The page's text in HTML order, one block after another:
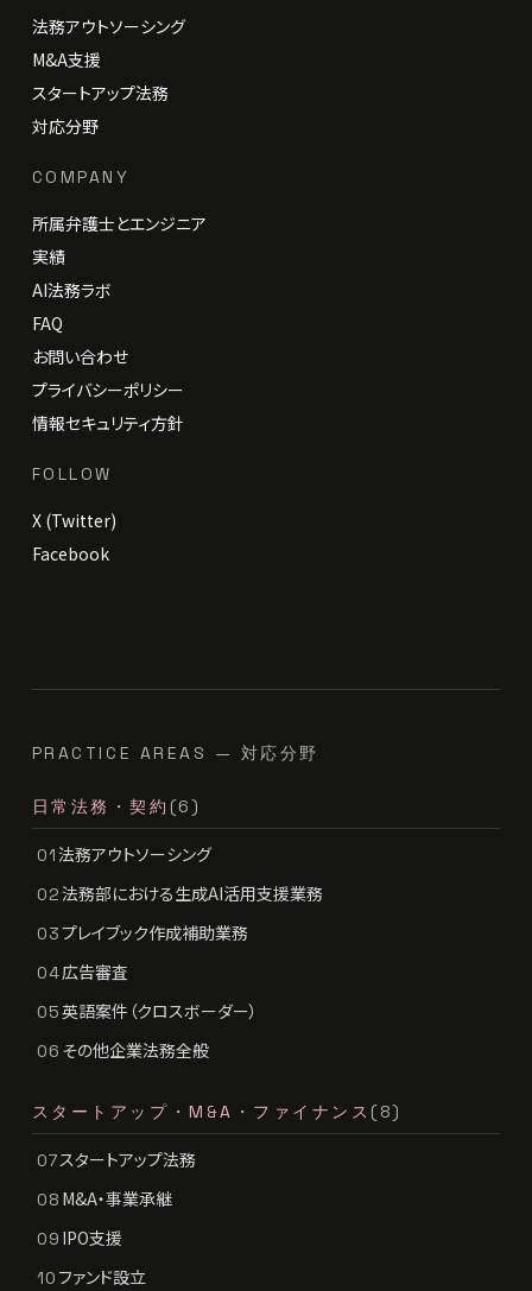
法務アウトソーシング
M&A支援
スタートアップ法務
対応分野
COMPANY
所属弁護士とエンジニア
実績
AI法務ラボ
FAQ
お問い合わせ
プライバシーポリシー
情報セキュリティ方針
FOLLOW
X (Twitter)
Facebook
PRACTICE AREAS — 対応分野
日常法務・契約 (6)
01法務アウトソーシング
02法務部における生成AI活用支援業務
03プレイブック作成補助業務
04広告審査
05英語案件（クロスボーダー）
06 その他企業法務全般
スタートアップ・M&A・ファイナンス (8)
07スタートアップ法務
08 M&A・事業承継
09 IPO支援
10 ファンド設立